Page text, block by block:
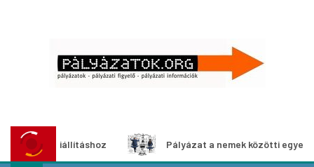
kiállításhoz Pályázat a nemek közötti egyenlőség